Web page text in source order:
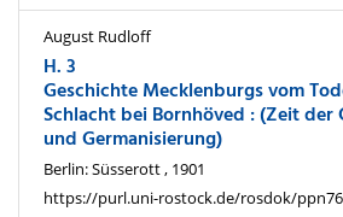
August Rudloff
H. 3
Geschichte Mecklenburgs vom
Schlacht bei Bornhöved : (Zeit der
und Germanisierung)
Berlin: Süsserott , 1901
https://purl.uni-rostock.de/rosdok/